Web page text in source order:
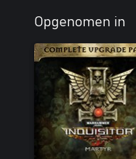
Opgenomen in